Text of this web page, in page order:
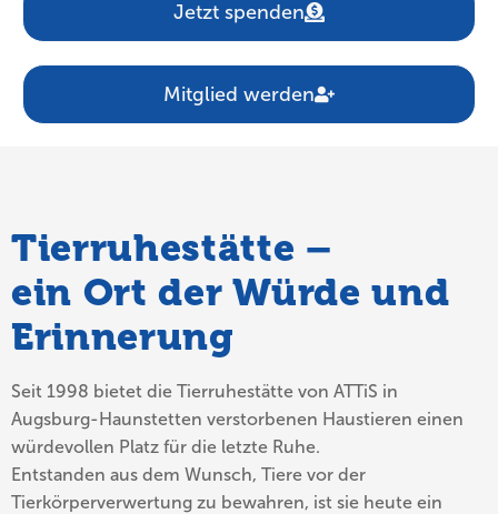
Jetzt spenden
Mitglied werden
Tierruhestätte –
ein Ort der Würde und
Erinnerung
Seit 1998 bietet die Tierruhestätte von ATTiS in
Augsburg-Haunstetten verstorbenen Haustieren einen
würdevollen Platz für die letzte Ruhe.
Entstanden aus dem Wunsch, Tiere vor der
Tierkörperverwertung zu bewahren, ist sie heute ein